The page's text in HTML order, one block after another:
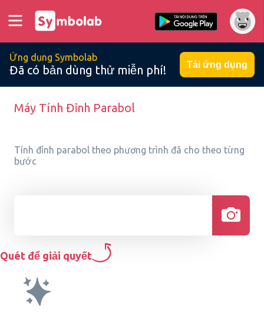
Ứng dụng Symbolab
Đã có bản dùng thử miễn phí! Tải ứng dụng
Máy Tính Đỉnh Parabol
Tính đỉnh parabol theo phương trình đã cho theo từng
bước
Quét để giải quyết